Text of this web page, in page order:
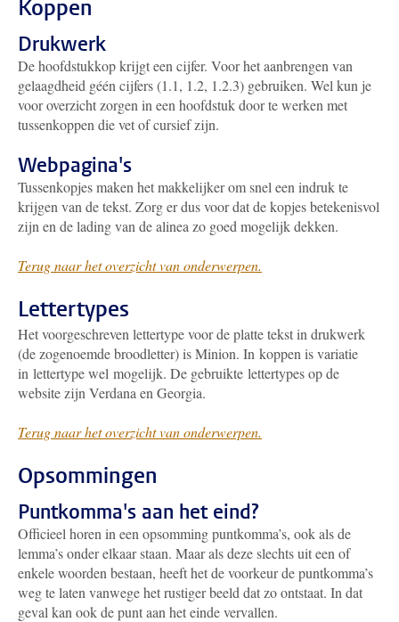
Koppen
Drukwerk
De hoofdstukkop krijgt een cijfer. Voor het aanbrengen van
gelaagdheid géén cijfers (1.1, 1.2, 1.2.3) gebruiken. Wel kun je
voor overzicht zorgen in een hoofdstuk door te werken met
tussenkoppen die vet of cursief zijn.
Webpagina's
Tussenkopjes maken het makkelijker om snel een indruk te
krijgen van de tekst. Zorg er dus voor dat de kopjes betekenisvol
zijn en de lading van de alinea zo goed mogelijk dekken.
Terug naar het overzicht van onderwerpen.
Lettertypes
Het voorgeschreven lettertype voor de platte tekst in drukwerk
(de zogenoemde broodletter) is Minion. In koppen is variatie
in lettertype wel mogelijk. De gebruikte lettertypes op de
website zijn Verdana en Georgia.
Terug naar het overzicht van onderwerpen.
Opsommingen
Puntkomma's aan het eind?
Officieel horen in een opsomming puntkomma’s, ook als de
lemma’s onder elkaar staan. Maar als deze slechts uit een of
enkele woorden bestaan, heeft het de voorkeur de puntkomma’s
weg te laten vanwege het rustiger beeld dat zo ontstaat. In dat
geval kan ook de punt aan het einde vervallen.